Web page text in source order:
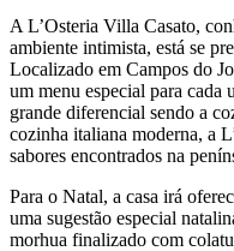
A L’Osteria Villa Casato,
ambiente intimista, está se
Localizado em Campos do
um menu especial para cada
grande diferencial sendo a
cozinha italiana moderna, a
sabores encontrados na
Para o Natal, a casa irá
uma sugestão especial
morhua finalizado com